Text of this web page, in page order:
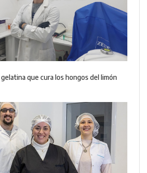
que cura los hongos del limón